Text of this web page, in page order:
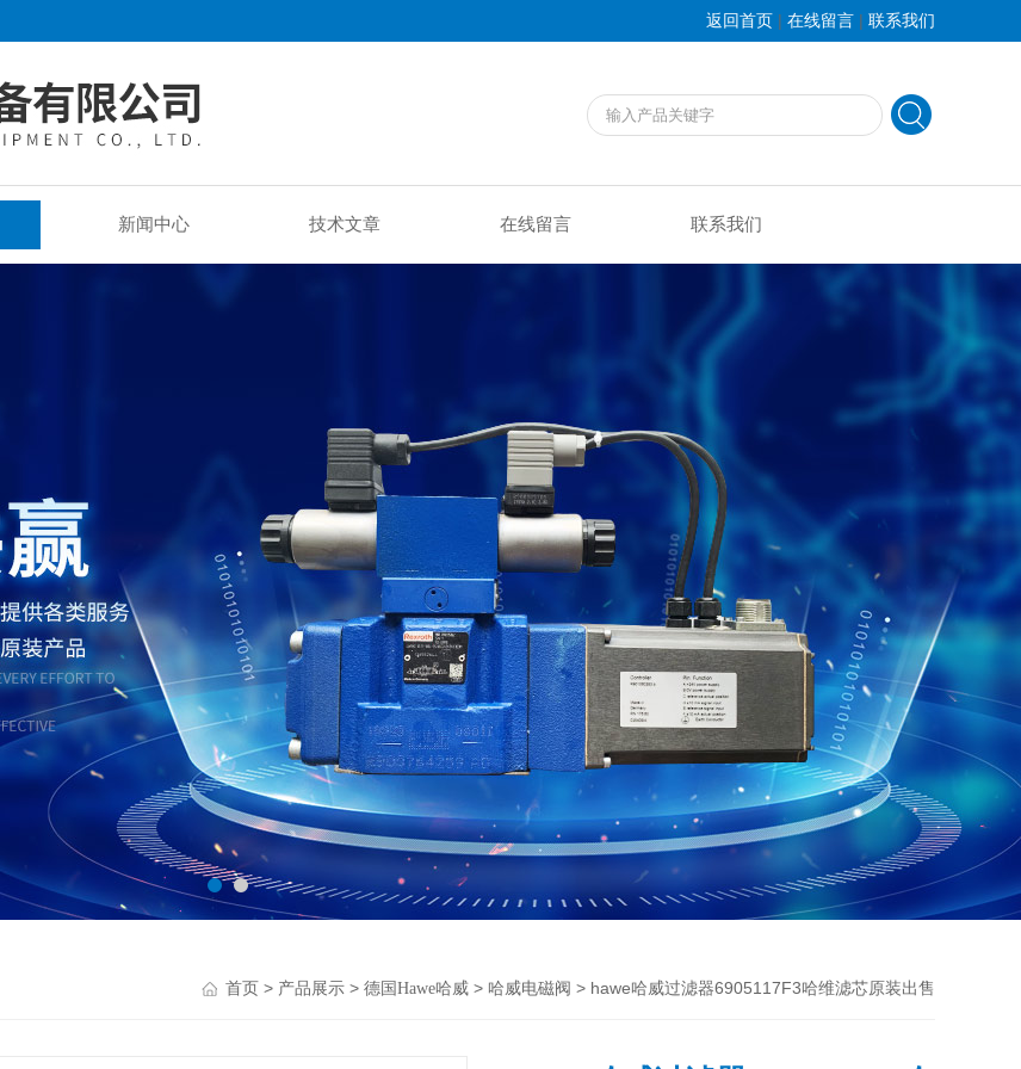
返回首页 | 在线留言 | 联系我们
新闻中心 技术文章 在线留言 联系我们
首页 > 产品展示 > 德国Hawe哈威 > 哈威电磁阀 > hawe哈威过滤器6905117F3哈维滤芯原装出售